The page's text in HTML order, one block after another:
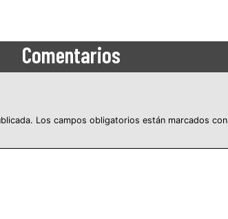
Comentarios
Los campos obligatorios están marcados con